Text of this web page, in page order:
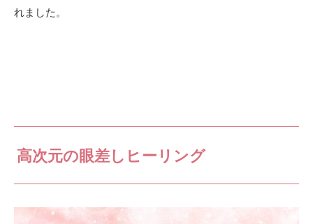
れました。
高次元の眼差しヒーリング